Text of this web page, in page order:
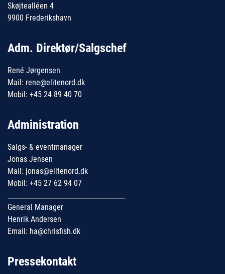
Skøjtealléen 4
9900 Frederikshavn
Adm. Direktør/Salgschef
René Jørgensen
Mail: rene@elitenord.dk
Mobil: +45 24 89 40 70
Administration
Salgs- & eventmanager
Jonas Jensen
Mail: jonas@elitenord.dk
Mobil: +45 27 62 94 07
General Manager
Henrik Andersen
Email: ha@chrisfish.dk
Pressekontakt